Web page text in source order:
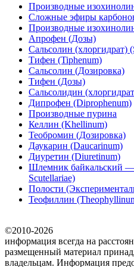
Производные
Сложные эфиры
Производные
Апрофен (Дозы)
Сальсолин (хлоргидрат)
Тифен (Tiphenum)
Сальсолин (Дозировка)
Тифен (Дозы)
Сальсолидин
Дипрофен (Diprophenum)
Производные пурина
Келлин (Khellinum)
Теобромин (Дозировка)
Даукарин (Daucarinum)
Диуретин (Diuretinum)
Шлемник байкальский
Scutellariae)
Полости
Теофиллин
©2010-2026
информация всегда на
размещенный материал
владельцам. Информация